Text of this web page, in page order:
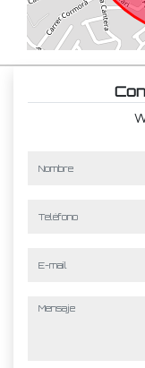
mensaje